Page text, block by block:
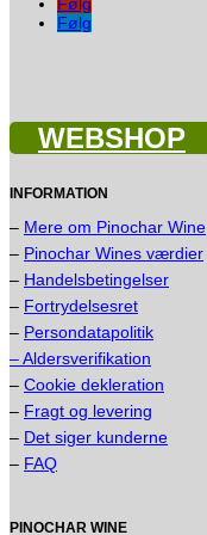
Følg
Følg
WEBSHOP
INFORMATION
– Mere om Pinochar Wine
– Pinochar Wines værdier
– Handelsbetingelser
– Fortrydelsesret
– Persondatapolitik
– Aldersverifikation
– Cookie dekleration
– Fragt og levering
– Det siger kunderne
– FAQ
PINOCHAR WINE